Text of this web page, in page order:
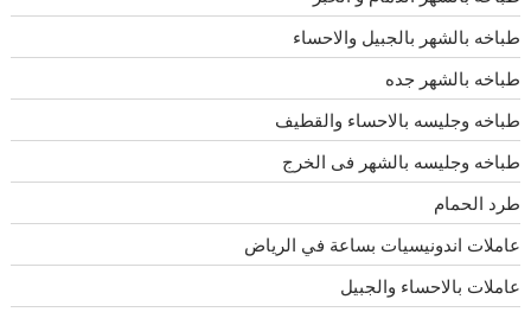
طباخه بالشهر بالجبيل والاحساء
طباخه بالشهر جده
طباخه وجليسه بالاحساء والقطيف
طباخه وجليسه بالشهر فى الخرج
طرد الحمام
عاملات اندونيسيات بساعة في الرياض
عاملات بالاحساء والجبيل